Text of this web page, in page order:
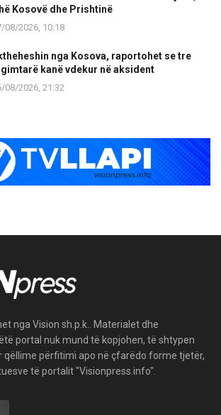
Kosovë dhe Prishtinë
08/2026, 10:18
nga Kosova, raportohet se tre
kanë vdekur në aksident
08/2026, 21:32
nga Vision sh.p.k.. Materialet dhe
portal nuk mund të kopjohen, të shtypen
qëllime përfitimi apo në çfarëdo forme tjetër,
të portalit "Visionpress.info".